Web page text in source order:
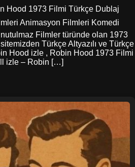
Hood 1973 Filmi Türkçe Dublaj
Animasyon Filmleri Komedi
Filmler türünde olan 1973
Türkçe Altyazılı ve Türkçe
Hood izle , Robin Hood 1973 Filmi
izle – Robin […]